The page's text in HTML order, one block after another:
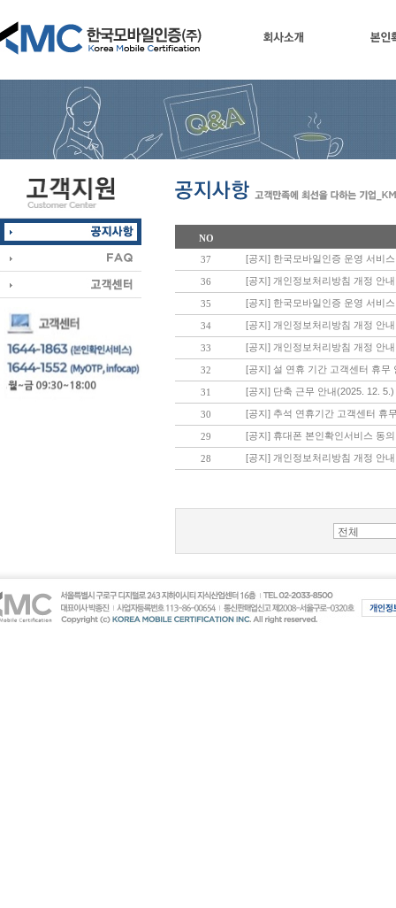
NO
37
[공지] 한국모바일인증 운영 서비
36 [공지] 개인정보처리방침 개정 안내
35 [공지] 한국모바일인증 운영 서비
34 [공지] 개인정보처리방침 개정 안내
33 [공지] 개인정보처리방침 개정 안내
32 [공지] 설 연휴 기간 고객센터 휴무
31 [공지] 단축 근무 안내(2025. 12. 5.)
30 [공지] 추석 연휴기간 고객센터 휴
29 [공지] 휴대폰 본인확인서비스 동
28 [공지] 개인정보처리방침 개정 안내